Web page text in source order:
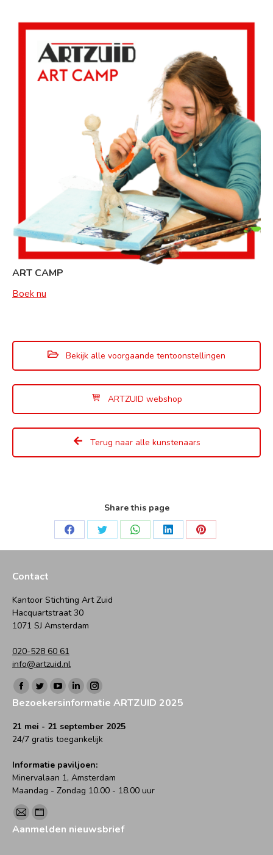
ART CAMP
Boek nu
Bekijk alle voorgaande tentoonstellingen
ARTZUID webshop
Terug naar alle kunstenaars
Share this page
Deel
Deel
Deel
Deel
Deel
Contact
Kantoor Stichting Art Zuid
Hacquartstraat 30
1071 SJ Amsterdam
020-528 60 61
info@artzuid.nl
Vind ons op:
Facebook
page
opens
in
window
Twitter
page
opens
in
window
YouTube
page
opens
in
window
Linkedin
page
opens
in
window
Instagram
page
opens
in
window
Bezoekersinformatie ARTZUID 2025
21 mei - 21 september 2025
24/7 gratis toegankelijk
Informatie paviljoen:
Minervalaan 1, Amsterdam
Maandag - Zondag 10.00 - 18.00 uur
Vind ons op:
Mail
page
Website
page
Aanmelden nieuwsbrief